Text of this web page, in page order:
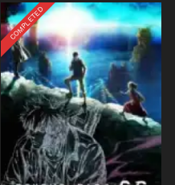
COMPLETED